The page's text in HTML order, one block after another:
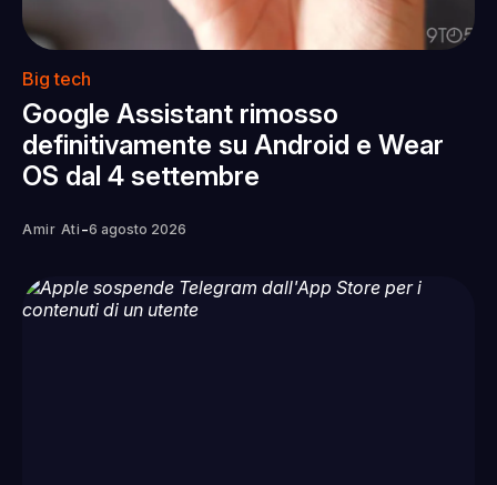
Big tech
Google Assistant rimosso
definitivamente su Android e Wear
OS dal 4 settembre
Amir Ati -6 agosto 2026